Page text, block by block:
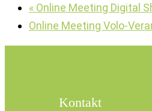
« Online Meeting Digital
Online Meeting Volo-
Kontakt